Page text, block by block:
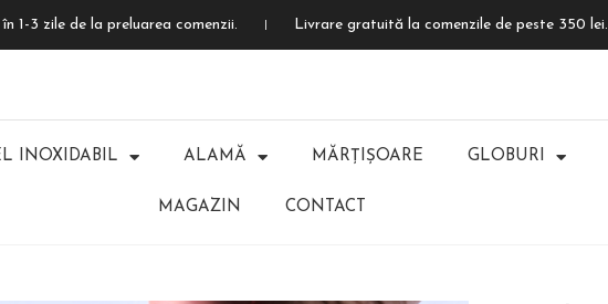
1-3 zile de la preluarea comenzii. Livrare gratuită la comenzile de peste 350 lei.
INOXIDABIL ALAMĂ MĂRȚIȘOARE GLOBURI
MAGAZIN CONTACT